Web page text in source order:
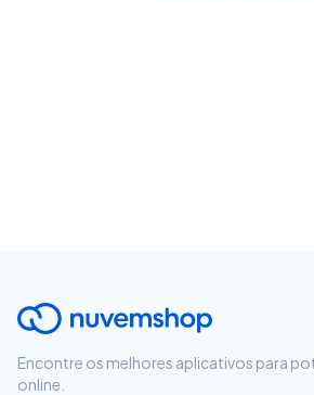
Encontre os melhores aplicativos para
online.